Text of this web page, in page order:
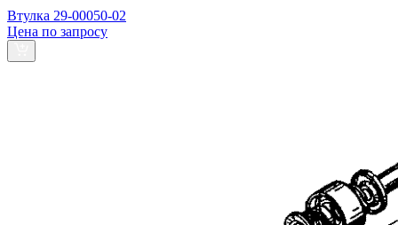
Втулка 29-00050-02
Цена по запросу